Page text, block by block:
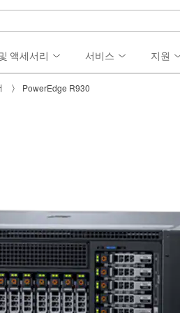
액세서리 서비스 지원
PowerEdge R930